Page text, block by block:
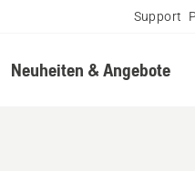
Support
Neuheiten & Angebote